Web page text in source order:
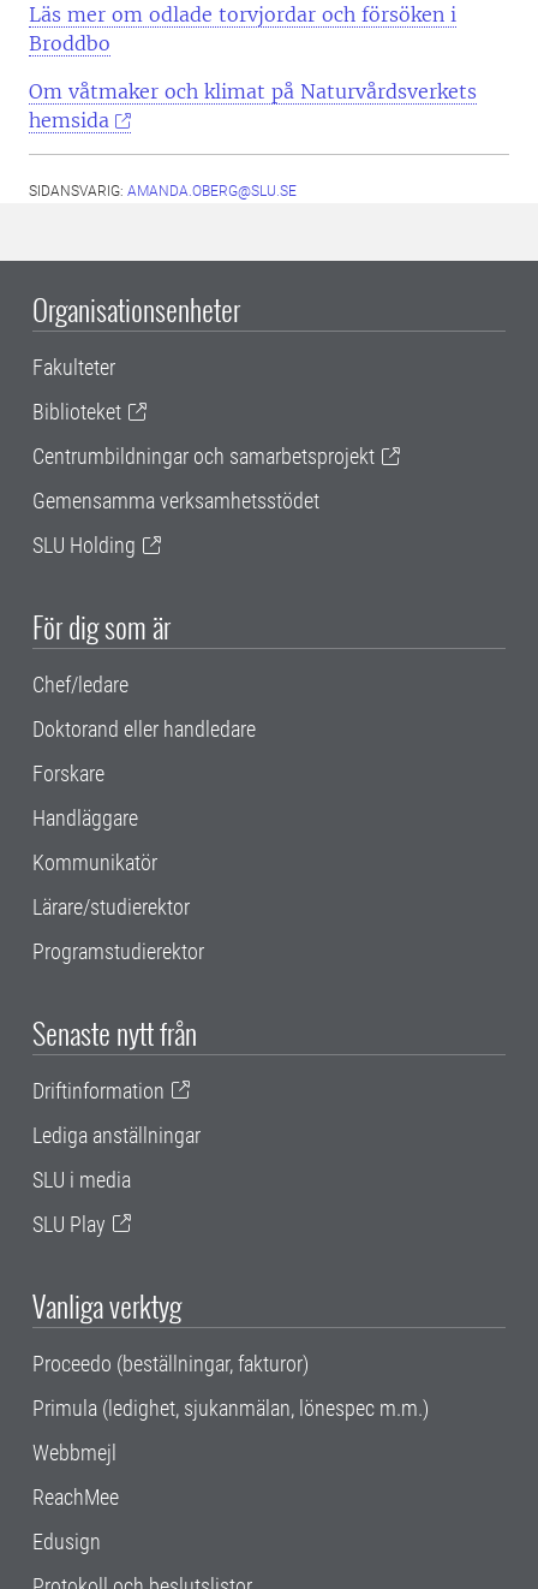
Läs mer om odlade torvjordar och försöken i
Broddbo
Om våtmaker och klimat på Naturvårdsverkets
hemsida
SIDANSVARIG: AMANDA.OBERG@SLU.SE
Organisationsenheter
Fakulteter
Biblioteket
Centrumbildningar och samarbetsprojekt
Gemensamma verksamhetsstödet
SLU Holding
För dig som är
Chef/ledare
Doktorand eller handledare
Forskare
Handläggare
Kommunikatör
Lärare/studierektor
Programstudierektor
Senaste nytt från
Driftinformation
Lediga anställningar
SLU i media
SLU Play
Vanliga verktyg
Proceedo (beställningar, fakturor)
Primula (ledighet, sjukanmälan, lönespec m.m.)
Webbmejl
ReachMee
Edusign